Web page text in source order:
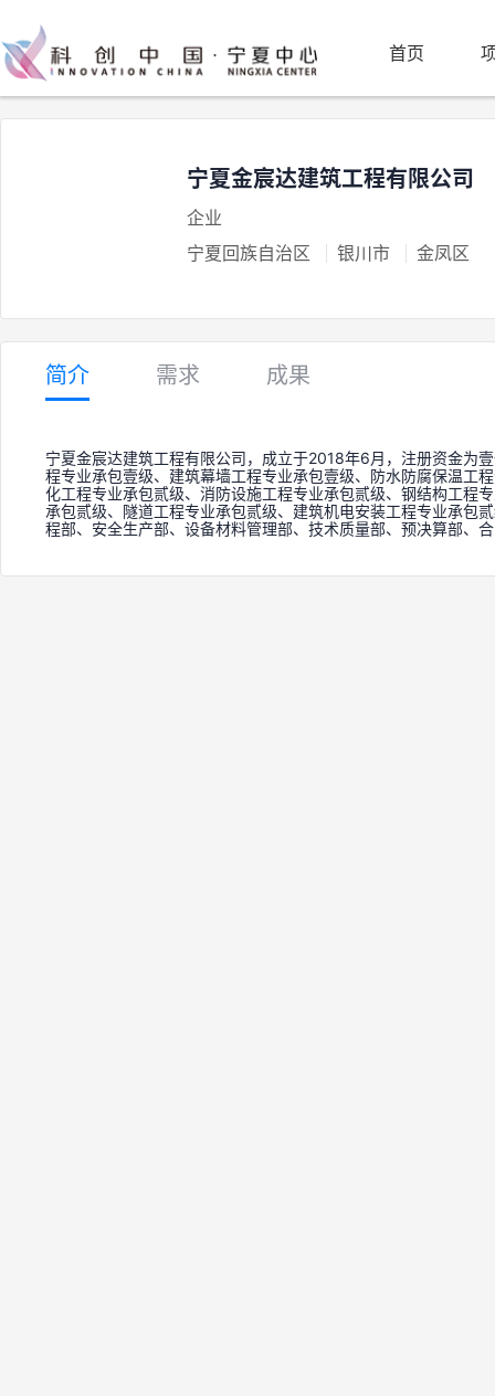
首页
宁夏金宸达建筑工程有限公司
企业
宁夏回族自治区
银川市 金凤区
简介 需求 成果
宁夏金宸达建筑工程有限公司，成立于2018年6月，注册资金为
程专业承包壹级、建筑幕墙工程专业承包壹级、防水防腐保温工
化工程专业承包贰级、消防设施工程专业承包贰级、钢结构工程
承包贰级、隧道工程专业承包贰级、建筑机电安装工程专业承包
程部、安全生产部、设备材料管理部、技术质量部、预决算部、